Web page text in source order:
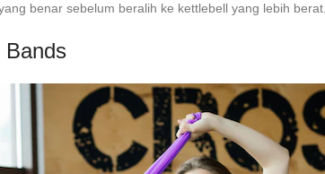
benar sebelum beralih ke kettlebell yang lebih berat.
Bands